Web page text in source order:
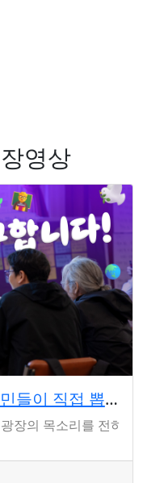
영상
이 직접 뽑아봤습니다
장의 목소리를 전하